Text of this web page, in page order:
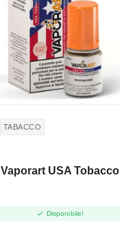
TABACCO
Vaporart USA Tobacco
 Disponibile!